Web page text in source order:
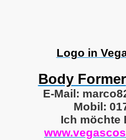
Logo in
Body Former
E-Mail:
Mobil:
Ich möchte